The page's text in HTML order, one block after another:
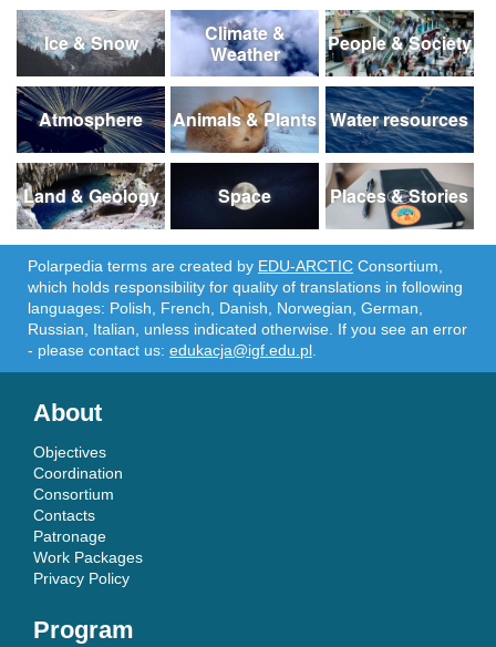
Ice & Snow
Climate &
Weather
People & Society
Atmosphere Animals & Plants Water resources
Land & Geology Space Places & Stories
Polarpedia terms are created by EDU-ARCTIC Consortium,
which holds responsibility for quality of translations in following
languages: Polish, French, Danish, Norwegian, German,
Russian, Italian, unless indicated otherwise. If you see an error
- please contact us: edukacja@igf.edu.pl
About
Objectives
Coordination
Consortium
Contacts
Patronage
Work Packages
Privacy Policy
Program